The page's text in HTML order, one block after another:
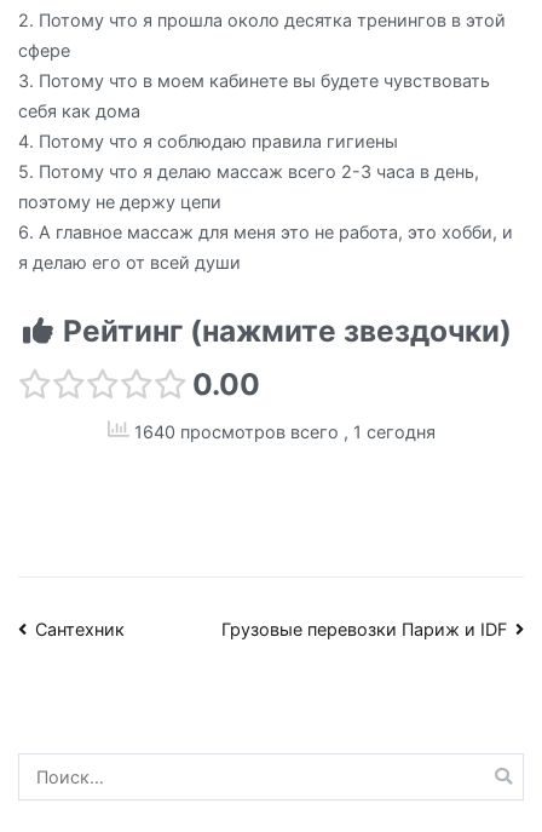
2. Потому что я прошла около десятка тренингов в этой
сфере
3. Потому что в моем кабинете вы будете чувствовать
себя как дома
4. Потому что я соблюдаю правила гигиены
5. Потому что я делаю массаж всего 2-3 часа в день,
поэтому не держу цепи
6. А главное массаж для меня это не работа, это хобби, и
я делаю его от всей души
Рейтинг (нажмите звездочки)
0.00
1640 просмотров всего , 1 сегодня
Навигация
Сантехник Грузовые перевозки Париж и IDF
Найти: